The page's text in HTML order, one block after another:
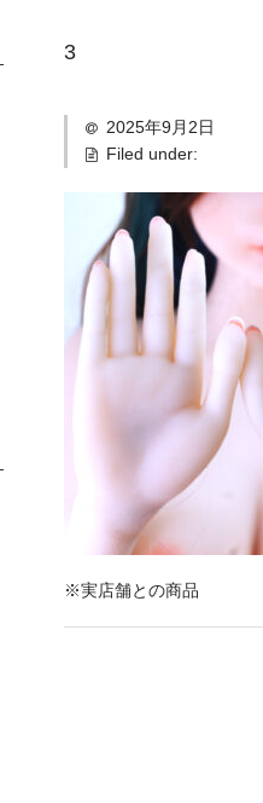
3
2025年9月2日
Filed under:
※実店舗との商品